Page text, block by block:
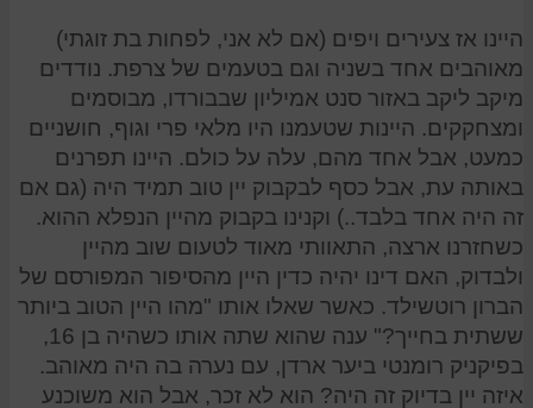
היינו אז צעירים ויפים (אם לא אני, לפחות בת זוגתי)
מאוהבים אחד בשניה וגם בטעמים של צרפת. נודדים
מיקב ליקב באזור סנט אמיליון שבבורדו, מבוסמים
ומצחקקים. היינות שטעמנו היו מלאי פרי וגוף, חושניים
כמעט, אבל אחד מהם, עלה על כולם. היינו תפרנים
באותה עת, אבל כסף לבקבוק יין טוב תמיד היה (גם אם
זה היה אחד בלבד..) וקנינו בקבוק מהיין הנפלא ההוא.
כשחזרנו ארצה, התאוותי מאוד לטעום שוב מהיין
ולבדוק, האם דינו יהיה כדין היין מהסיפור המפורסם של
הברון רוטשילד. כאשר שאלו אותו "מהו היין הטוב ביותר
ששתית בחייך?" ענה שהוא שתה אותו כשהיה בן 16,
בפיקניק רומנטי ביער ארדן, עם נערה בה היה מאוהב.
איזה יין בדיוק זה היה? הוא לא זכר, אבל הוא משוכנע